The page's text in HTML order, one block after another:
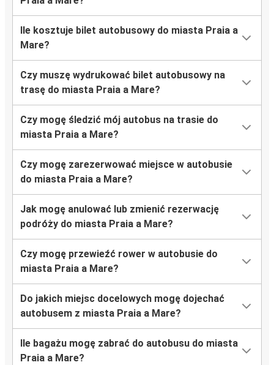
Ile kosztuje bilet autobusowy do miasta Praia a
Mare?
Czy muszę wydrukować bilet autobusowy na
trasę do miasta Praia a Mare?
Czy mogę śledzić mój autobus na trasie do
miasta Praia a Mare?
Czy mogę zarezerwować miejsce w autobusie
do miasta Praia a Mare?
Jak mogę anulować lub zmienić rezerwację
podróży do miasta Praia a Mare?
Czy mogę przewieźć rower w autobusie do
miasta Praia a Mare?
Do jakich miejsc docelowych mogę dojechać
autobusem z miasta Praia a Mare?
Ile bagażu mogę zabrać do autobusu do miasta
Praia a Mare?